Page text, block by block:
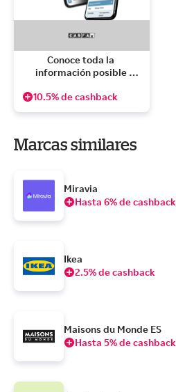
Conoce toda la
información posible
10.5% de cashback
Marcas similares
Miravia
Hasta 6% de cashback
Ikea
2.5% de cashback
Maisons du Monde ES
Hasta 5% de cashback